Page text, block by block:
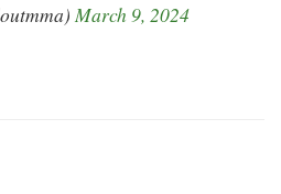
March 9, 2024